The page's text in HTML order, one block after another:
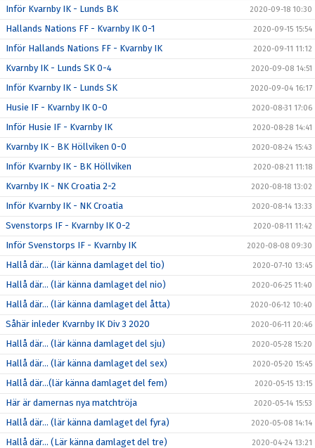
Inför Kvarnby IK - Lunds BK 2020-09-18 10:30
Hallands Nations FF - Kvarnby IK 0-1 2020-09-15 15:54
Inför Hallands Nations FF - Kvarnby IK 2020-09-11 11:12
Kvarnby IK - Lunds SK 0-4 2020-09-08 14:51
Inför Kvarnby IK - Lunds SK 2020-09-04 16:17
Husie IF - Kvarnby IK 0-0 2020-08-31 17:06
Inför Husie IF - Kvarnby IK 2020-08-28 14:41
Kvarnby IK - BK Höllviken 0-0 2020-08-24 15:43
Inför Kvarnby IK - BK Höllviken 2020-08-21 11:18
Kvarnby IK - NK Croatia 2-2 2020-08-18 13:02
Inför Kvarnby IK - NK Croatia 2020-08-14 13:33
Svenstorps IF - Kvarnby IK 0-2 2020-08-11 11:42
Inför Svenstorps IF - Kvarnby IK 2020-08-08 09:30
Hallå där… (lär känna damlaget del tio) 2020-07-10 13:45
Hallå där… (lär känna damlaget del nio) 2020-06-25 11:40
Hallå där… (lär känna damlaget del åtta) 2020-06-12 10:40
Såhär inleder Kvarnby IK Div 3 2020 2020-06-11 20:46
Hallå där… (lär känna damlaget del sju) 2020-05-28 15:20
Hallå där… (lär känna damlaget del sex) 2020-05-20 15:45
Hallå där…(lär känna damlaget del fem) 2020-05-15 13:15
Här är damernas nya matchtröja 2020-05-14 15:53
Hallå där… (lär känna damlaget del fyra) 2020-05-08 14:14
Hallå där… (Lär känna damlaget del tre) 2020-04-24 13:21